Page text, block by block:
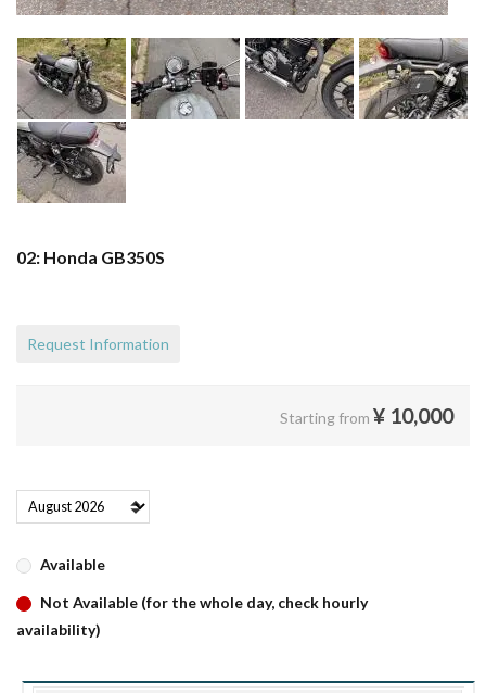
02: Honda GB350S
Request Information
Starting from ¥ 10,000
Available
Not Available (for the whole day, check hourly
availability)